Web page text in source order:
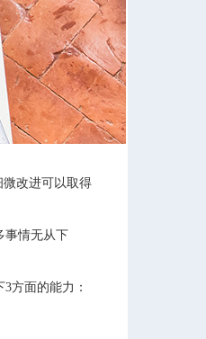
改进可以取得
事情无从下
方面的能力：